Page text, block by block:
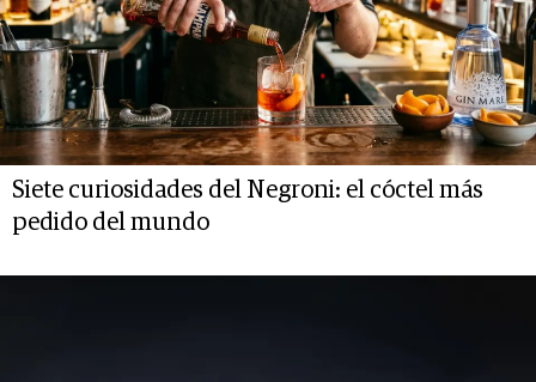
Siete curiosidades del Negroni: el cóctel más
pedido del mundo